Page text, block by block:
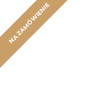
NA ZAMÓWIENIE